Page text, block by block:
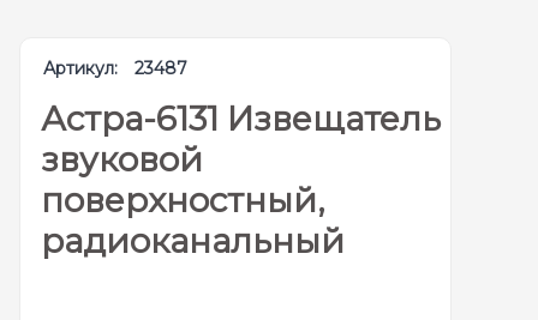
Артикул: 23487
Астра-6131 Извещатель
звуковой
поверхностный,
радиоканальный